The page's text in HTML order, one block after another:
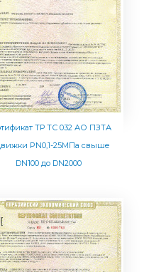
ТР ТС 032 АО ПЗТА
PN0,1-25МПа свыше
DN100 до DN2000